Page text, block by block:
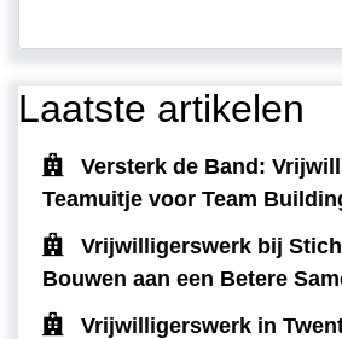
Laatste artikelen
Versterk de Band:
Teamuitje voor Team
Vrijwilligerswerk bij
Bouwen aan een Betere
Vrijwilligerswerk in